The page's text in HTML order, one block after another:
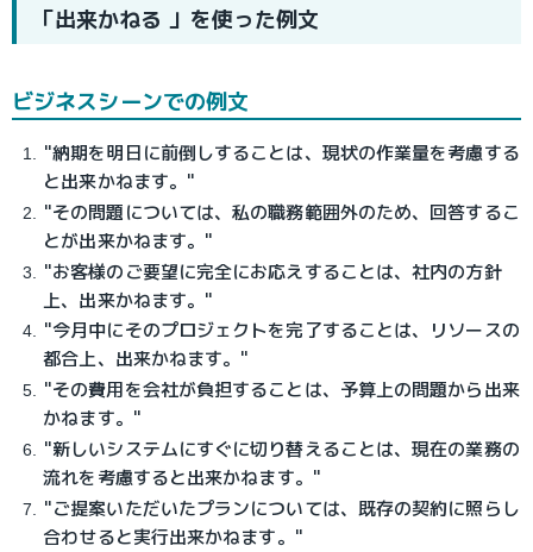
「出来かねる 」を使った例文
ビジネスシーンでの例文
"納期を明日に前倒しすることは、現状の作業量を考慮する
と出来かねます。"
"その問題については、私の職務範囲外のため、回答するこ
とが出来かねます。"
"お客様のご要望に完全にお応えすることは、社内の方針
上、出来かねます。"
"今月中にそのプロジェクトを完了することは、リソースの
都合上、出来かねます。"
"その費用を会社が負担することは、予算上の問題から出来
かねます。"
"新しいシステムにすぐに切り替えることは、現在の業務の
流れを考慮すると出来かねます。"
"ご提案いただいたプランについては、既存の契約に照らし
合わせると実行出来かねます。"